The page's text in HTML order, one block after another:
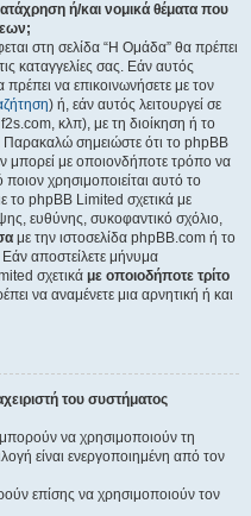
ή/και νομικά θέματα που
στη σελίδα “Η Ομάδα” θα πρέπει
καταγγελίες σας. Εάν αυτός
πρέπει να επικοινωνήσετε με τον
) ή, εάν αυτός λειτουργεί σε
κλπ), με τη διοίκηση ή το
σημειώστε ότι το phpBB
μπορεί με οποιονδήποτε τρόπο να
χρησιμοποιείται αυτό το
το phpBB Limited σχετικά με
ευθύνης, συκοφαντικό σχόλιο,
με την ιστοσελίδα phpBB.com ή το
Εάν αποστείλετε μήνυμα
σχετικά με οποιοδήποτε τρίτο
να αναμένετε μια αρνητική ή και
του συστήματος
να χρησιμοποιούν τη
είναι ενεργοποιημένη από τον
επίσης να χρησιμοποιούν τον